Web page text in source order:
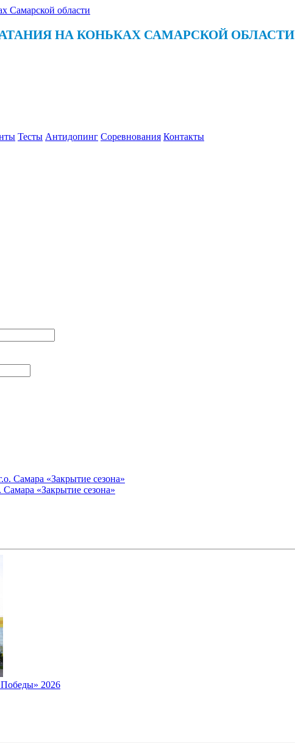
НА КОНЬКАХ САМАРСКОЙ ОБЛАСТИ
Тесты Антидопинг Соревнования Контакты
«Закрытие сезона»
2026